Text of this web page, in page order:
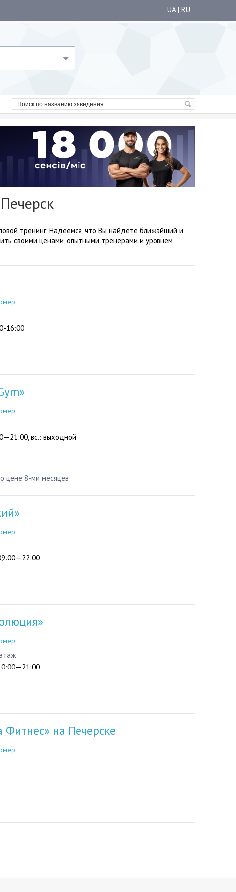
UA| RU
тренинг. Надеемся, что Вы найдете ближайший и
своими ценами, опытными тренерами и уровнем
103 22 22
16:00
вс.: выходной
цене 8-ми месяцев
Фитнес» на Печерске